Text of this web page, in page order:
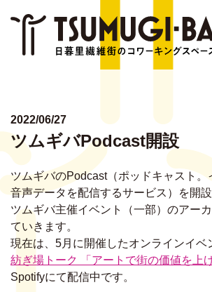
NEWS
EVENT
DETAIL
STAFF
MEMBER
FAQ
2022/06/27
ツムギバPodcast開設
ツムギバのPodcast（ポッドキャスト。
音声データを配信するサービス）を開
ツムギバ主催イベント（一部）のアー
ていきます。
現在は、5月に開催したオンラインイベ
紡ぎ場トーク 「アートで街の価値を上
Spotifyにて配信中です。